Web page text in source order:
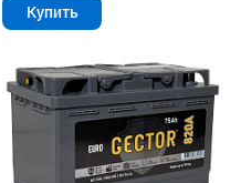
Купить